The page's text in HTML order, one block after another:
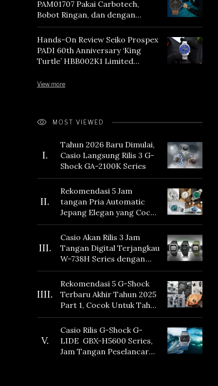
PAM01707 Pakai Carbotech,
Bobot Ringan, dan dengan
Vintage Vibes
Hands-On Review Seiko Prospex
PADI 60th Anniversary ‘King
Turtle’ HBB002K1 Limited
View more
MOST VIEWED
I.
Tahun 2026 Baru Dimulai,
Casio Langsung Rilis 3 G-
Shock GA-2100K Series
II.
Rekomendasi 5 Jam
tangan Pria Automatic
Jepang Elegan yang Cocok
Dikoleksi di 2026
III.
Casio Akan Rilis 3 Jam
Tangan Digital Terjangkau
W-738H Series dengan
Masa Baterai 10 Tahun
dan Fitur Vibration
IIII.
Rekomendasi 5 G-Shock
Terbaru Akhir Tahun 2025
Part 1, Cocok Untuk Tahun
Baru!
V.
Casio Rilis G-Shock G-
LIDE GBX-H5600 Series,
Jam Tangan Peselancar